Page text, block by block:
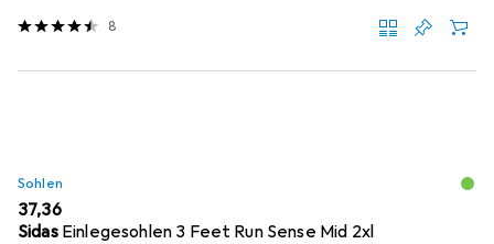
8
Sohlen
EUR
37,36
Sidas Einlegesohlen 3 Feet Run Sense Mid 2xl